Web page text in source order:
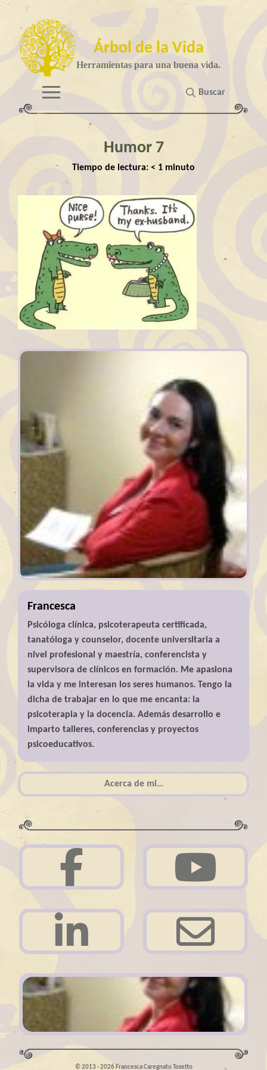
Árbol de la Vida
Herramientas para una buena vida.
Buscar
Humor 7
Tiempo de lectura: < 1 minuto
Francesca
Psicóloga clínica, psicoterapeuta certificada,
tanatóloga y counselor, docente universitaria a
nivel profesional y maestría, conferencista y
supervisora de clínicos en formación. Me apasiona
la vida y me interesan los seres humanos. Tengo la
dicha de trabajar en lo que me encanta: la
psicoterapia y la docencia. Además desarrollo e
imparto talleres, conferencias y proyectos
psicoeducativos.
Acerca de mi…
Acerca de mi
© 2013 - 2026 Francesca Caregnato Tosetto